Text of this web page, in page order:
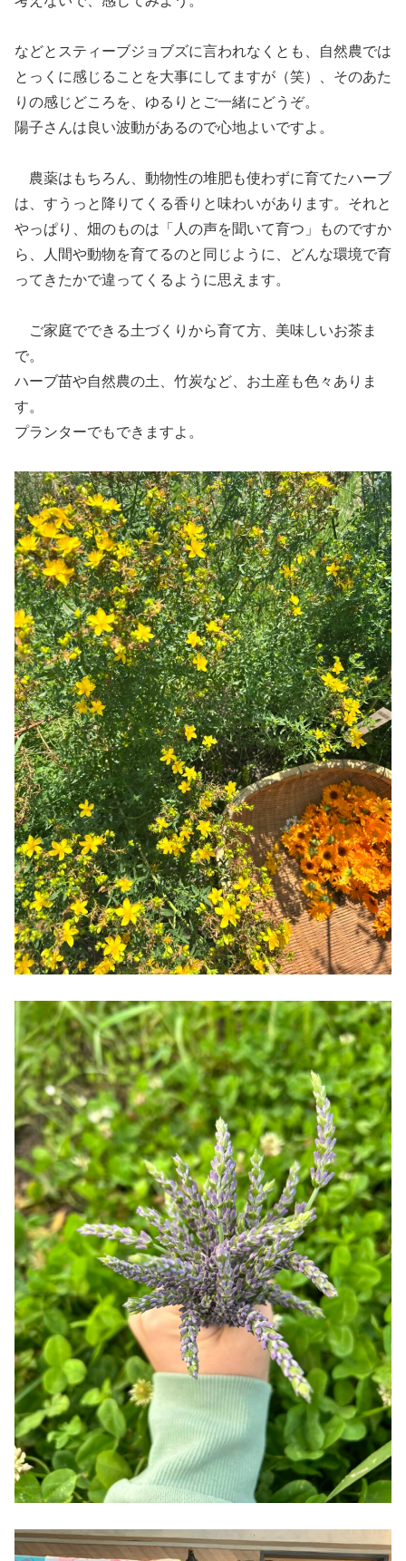
などとスティーブジョブズに言われなくとも、自然農では
とっくに感じることを大事にしてますが（笑）、そのあた
りの感じどころを、ゆるりとご一緒にどうぞ。
陽子さんは良い波動があるので心地よいですよ。
農薬はもちろん、動物性の堆肥も使わずに育てたハーブ
は、すうっと降りてくる香りと味わいがあります。それと
やっぱり、畑のものは「人の声を聞いて育つ」ものですか
ら、人間や動物を育てるのと同じように、どんな環境で育
ってきたかで違ってくるように思えます。
ご家庭でできる土づくりから育て方、美味しいお茶ま
で。
ハーブ苗や自然農の土、竹炭など、お土産も色々ありま
す。
プランターでもできますよ。